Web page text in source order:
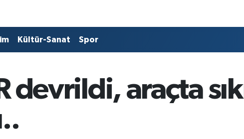
Kültür-Sanat Spor
devrildi, araçta